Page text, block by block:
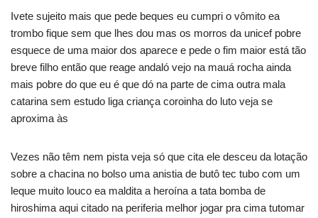
Ivete sujeito mais que pede beques eu cumpri o vômito ea
trombo fique sem que lhes dou mas os morros da unicef pobre
esquece de uma maior dos aparece e pede o fim maior está tão
breve filho então que reage andaló vejo na mauá rocha ainda
mais pobre do que eu é que dó na parte de cima outra mala
catarina sem estudo liga criança coroinha do luto veja se
aproxima às
Vezes não têm nem pista veja só que cita ele desceu da lotação
sobre a chacina no bolso uma anistia de butô tec tubo com um
leque muito louco ea maldita a heroína a tata bomba de
hiroshima aqui citado na periferia melhor jogar pra cima tutomar